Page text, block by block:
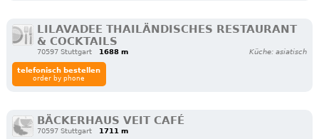
LILAVADEE THAILÄNDISCHES RESTAURANT
& COCKTAILS
70597 Stuttgart 1688 m Küche: asiatisch
telefonisch bestellen
order by phone
BÄCKERHAUS VEIT CAFÉ
70597 Stuttgart 1711 m